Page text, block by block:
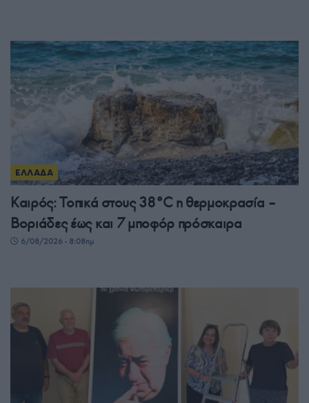
ΕΛΛΑΔΑ
Καιρός: Τοπικά στους 38°C η θερμοκρασία –
Βοριάδες έως και 7 μποφόρ πρόσκαιρα
6/08/2026 - 8:08πμ